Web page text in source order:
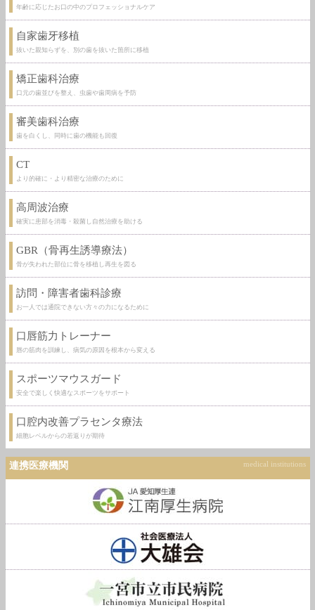
年齢に応じたお口の中のプロフェッショナルケア
自家歯牙移植
抜いた親知らずを、別の歯を抜いた箇所に移植
矯正歯科治療
口元の歯並びを整え、虫歯や歯周病を予防
審美歯科治療
歯を白くし、同時に歯の機能も回復
CT
より的確に・より精密な治療のために
高周波治療
確実に患部を消毒・殺菌し自然治療を助ける
GBR（骨再生誘導療法）
骨が失われた部位に骨を移植し再生を図る
訪問・障害者歯科診療
お一人では通院できない方々の力になるために
口唇筋力トレーナー
唇の筋肉を訓練し、病気の原因を根本から変える
スポーツマウスガード
安全で楽しく快適なスポーツをサポート
口腔内改善プラセンタ療法
細胞レベルからの若返りが期待
連携医療機関 medical institutions